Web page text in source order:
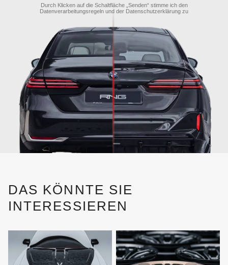
Durch Klicken auf die Schaltfläche „Senden“ stimme ich den
Datenverarbeitungsregeln und der Datenschutzerklärung zu
DAS KÖNNTE SIE
INTERESSIEREN